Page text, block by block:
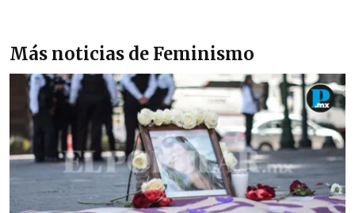
Más noticias de Feminismo